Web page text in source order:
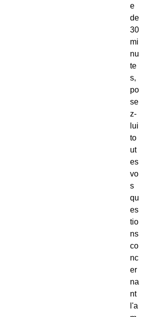
e
de
30
mi
nu
te
s,
po
se
z-
lui
to
ut
es
vo
s
qu
es
tio
ns
co
nc
er
na
nt
l'a